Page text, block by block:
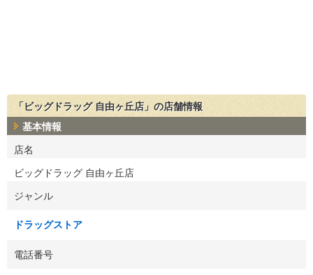
「ビッグドラッグ 自由ヶ丘店」の店舗情報
基本情報
店名
ビッグドラッグ 自由ヶ丘店
ジャンル
ドラッグストア
電話番号